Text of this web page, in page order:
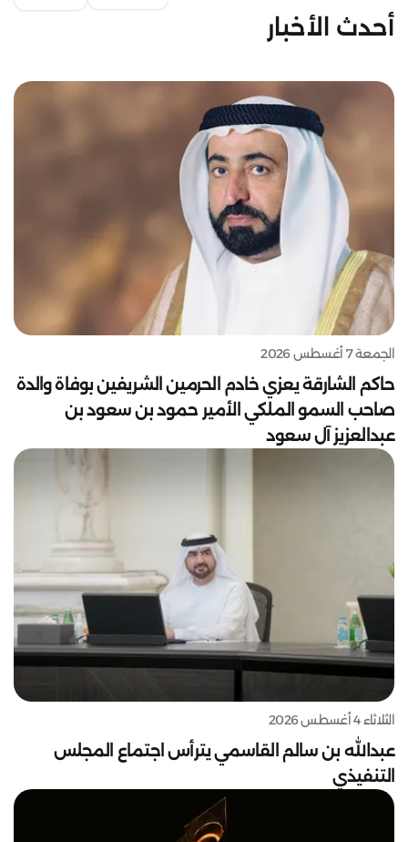
أحدث الأخبار
الجمعة 7 أغسطس 2026
حاكم الشارقة يعزي خادم الحرمين الشريفين بوفاة والدة
صاحب السمو الملكي الأمير حمود بن سعود بن
عبدالعزيز آل سعود
الثلاثاء 4 أغسطس 2026
عبدالله بن سالم القاسمي يترأس اجتماع المجلس
التنفيذي